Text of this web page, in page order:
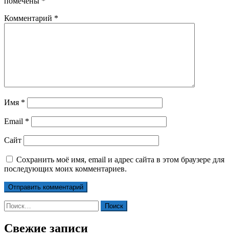
Комментарий *
Имя *
Email *
Сайт
Сохранить моё имя, email и адрес сайта в этом браузере для
последующих моих комментариев.
Найти:
Свежие записи